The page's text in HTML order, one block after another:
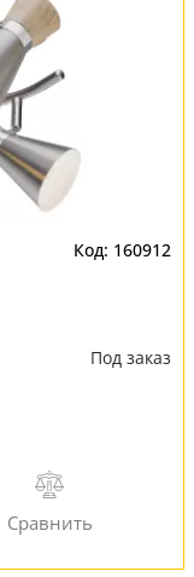
160912
Под заказ